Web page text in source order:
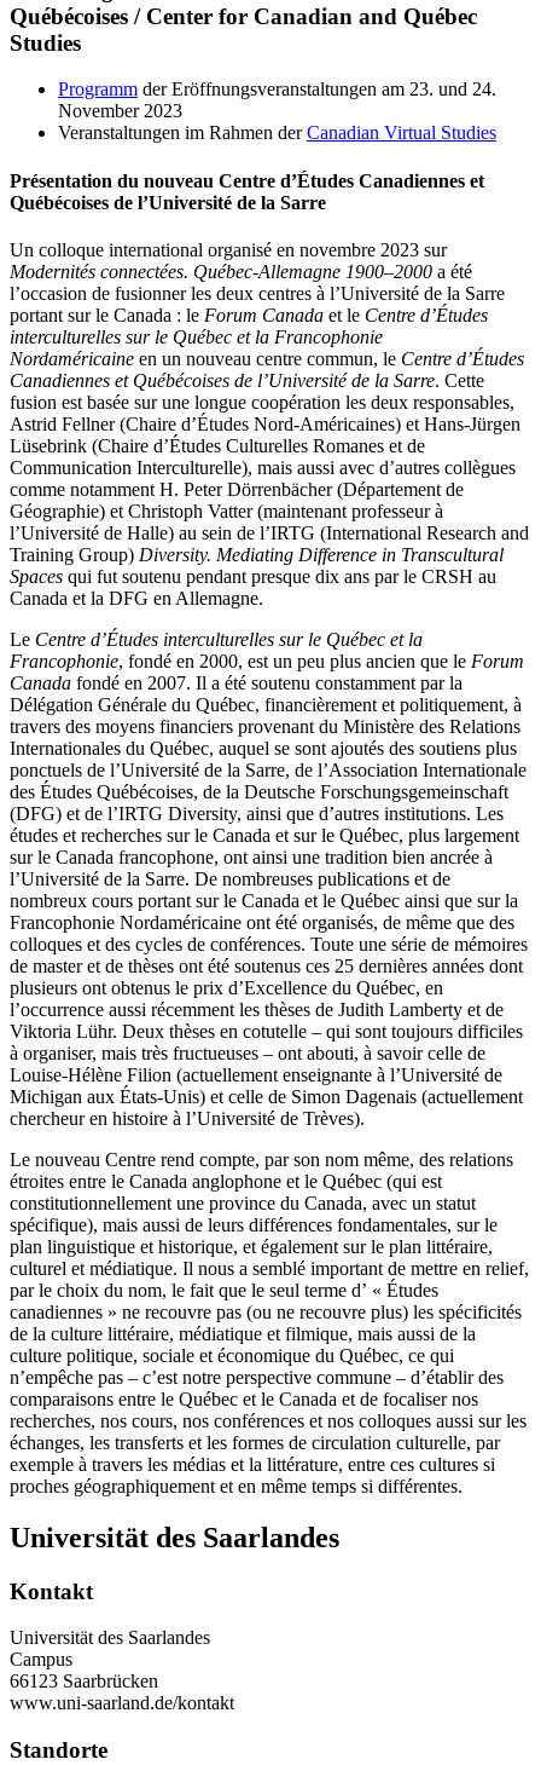
Québécoises / Center for Canadian and Québec
Studies
Programm der Eröffnungsveranstaltungen am 23. und 24.
November 2023
Veranstaltungen im Rahmen derCanadian Virtual Studies
Présentation du nouveau Centre d’Études Canadiennes et
Québécoises de l’Université de la Sarre
Un colloque international organisé en novembre 2023 sur
Modernités connectées. Québec-Allemagne 1900–2000 a été
l’occasion de fusionner les deux centres à l’Université de la Sarre
portant sur le Canada : le Forum Canada et le Centre d’Études
interculturelles sur le Québec et la Francophonie
Nordaméricaine en un nouveau centre commun, le Centre d’Études
Canadiennes et Québécoises de l’Université de la Sarre. Cette
fusion est basée sur une longue coopération les deux responsables,
Astrid Fellner (Chaire d’Études Nord-Américaines) et Hans-Jürgen
Lüsebrink (Chaire d’Études Culturelles Romanes et de
Communication Interculturelle), mais aussi avec d’autres collègues
comme notamment H. Peter Dörrenbächer (Département de
Géographie) et Christoph Vatter (maintenant professeur à
l’Université de Halle) au sein de l’IRTG (International Research and
Training Group) Diversity. Mediating Difference in Transcultural
Spaces qui fut soutenu pendant presque dix ans par le CRSH au
Canada et la DFG en Allemagne.
Le Centre d’Études interculturelles sur le Québec et la
Francophonie, fondé en 2000, est un peu plus ancien que le Forum
Canada fondé en 2007. Il a été soutenu constamment par la
Délégation Générale du Québec, financièrement et politiquement, à
travers des moyens financiers provenant du Ministère des Relations
Internationales du Québec, auquel se sont ajoutés des soutiens plus
ponctuels de l’Université de la Sarre, de l’Association Internationale
des Études Québécoises, de la Deutsche Forschungsgemeinschaft
(DFG) et de l’IRTG Diversity, ainsi que d’autres institutions. Les
études et recherches sur le Canada et sur le Québec, plus largement
sur le Canada francophone, ont ainsi une tradition bien ancrée à
l’Université de la Sarre. De nombreuses publications et de
nombreux cours portant sur le Canada et le Québec ainsi que sur la
Francophonie Nordaméricaine ont été organisés, de même que des
colloques et des cycles de conférences. Toute une série de mémoires
de master et de thèses ont été soutenus ces 25 dernières années dont
plusieurs ont obtenus le prix d’Excellence du Québec, en
l’occurrence aussi récemment les thèses de Judith Lamberty et de
Viktoria Lühr. Deux thèses en cotutelle – qui sont toujours difficiles
à organiser, mais très fructueuses – ont abouti, à savoir celle de
Louise-Hélène Filion (actuellement enseignante à l’Université de
Michigan aux États-Unis) et celle de Simon Dagenais (actuellement
chercheur en histoire à l’Université de Trèves).
Le nouveau Centre rend compte, par son nom même, des relations
étroites entre le Canada anglophone et le Québec (qui est
constitutionnellement une province du Canada, avec un statut
spécifique), mais aussi de leurs différences fondamentales, sur le
plan linguistique et historique, et également sur le plan littéraire,
culturel et médiatique. Il nous a semblé important de mettre en relief,
par le choix du nom, le fait que le seul terme d’ « Études
canadiennes » ne recouvre pas (ou ne recouvre plus) les spécificités
de la culture littéraire, médiatique et filmique, mais aussi de la
culture politique, sociale et économique du Québec, ce qui
n’empêche pas – c’est notre perspective commune – d’établir des
comparaisons entre le Québec et le Canada et de focaliser nos
recherches, nos cours, nos conférences et nos colloques aussi sur les
échanges, les transferts et les formes de circulation culturelle, par
exemple à travers les médias et la littérature, entre ces cultures si
proches géographiquement et en même temps si différentes.
Universität des Saarlandes
Kontakt
Universität des Saarlandes
Campus
66123 Saarbrücken
www.uni-saarland.de/kontakt
Standorte